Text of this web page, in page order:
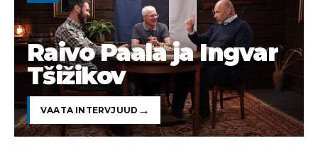
Raivo Paala ja Ingvar
Tšižikov
VAATA INTERVJUUD